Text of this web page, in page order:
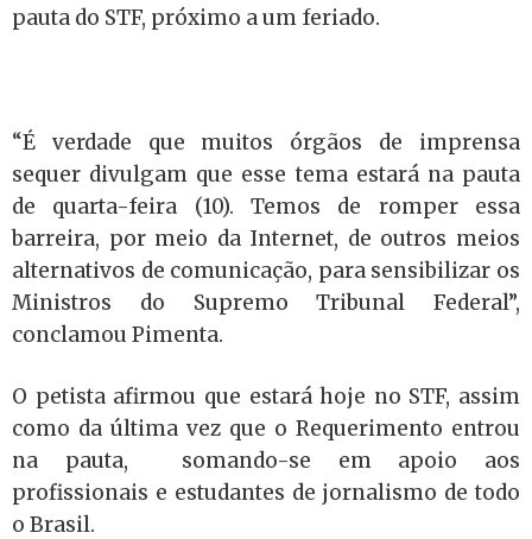
pauta do STF, próximo a um feriado.
“É verdade que muitos órgãos de imprensa
sequer divulgam que esse tema estará na pauta
de quarta-feira (10). Temos de romper essa
barreira, por meio da Internet, de outros meios
alternativos de comunicação, para sensibilizar os
Ministros do Supremo Tribunal Federal”,
conclamou Pimenta.
O petista afirmou que estará hoje no STF, assim
como da última vez que o Requerimento entrou
na pauta, somando-se em apoio aos
profissionais e estudantes de jornalismo de todo
o Brasil.